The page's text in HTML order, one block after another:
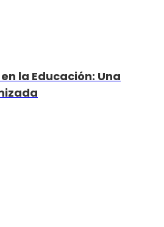
la Educación: Una